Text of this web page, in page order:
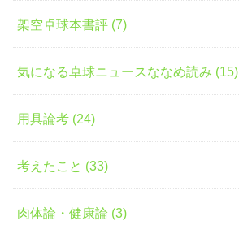
架空卓球本書評 (7)
気になる卓球ニュースななめ読み (15)
用具論考 (24)
考えたこと (33)
肉体論・健康論 (3)